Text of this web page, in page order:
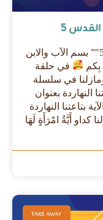
5
“الحلقة الحادية عشر “”الروح القدس5″” بسم الآب والابن
بِكم
في حلقة
في سلسلة
بعنوان
بتاعتنا النهاردة
لوقا اصحاح 15 بتقولنا كداو أَيَّةُ امْرَأَةٍ لَهَا
TAKE AWAY